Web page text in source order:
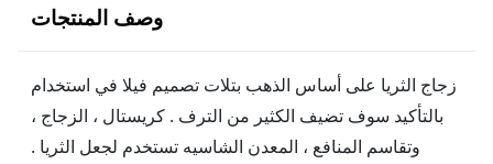
وصف المنتجات
زجاج الثريا على أساس الذهب بتلات تصميم فيلا في استخدام
بالتأكيد سوف تضيف الكثير من الترف . كريستال ، الزجاج ،
وتقاسم المنافع ، المعدن الشاسيه تستخدم لجعل الثريا .